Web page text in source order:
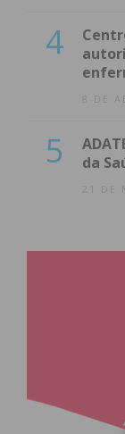
4
8 DE
5
da
21 DE